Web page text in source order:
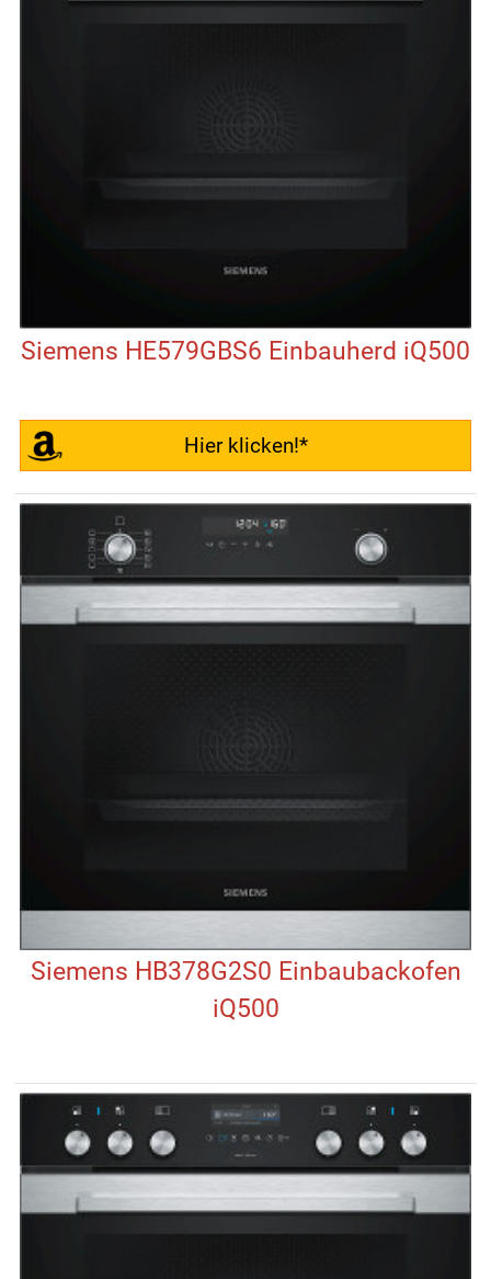
Siemens HE579GBS6 Einbauherd iQ500
Hier klicken!*
Siemens HB378G2S0 Einbaubackofen
iQ500